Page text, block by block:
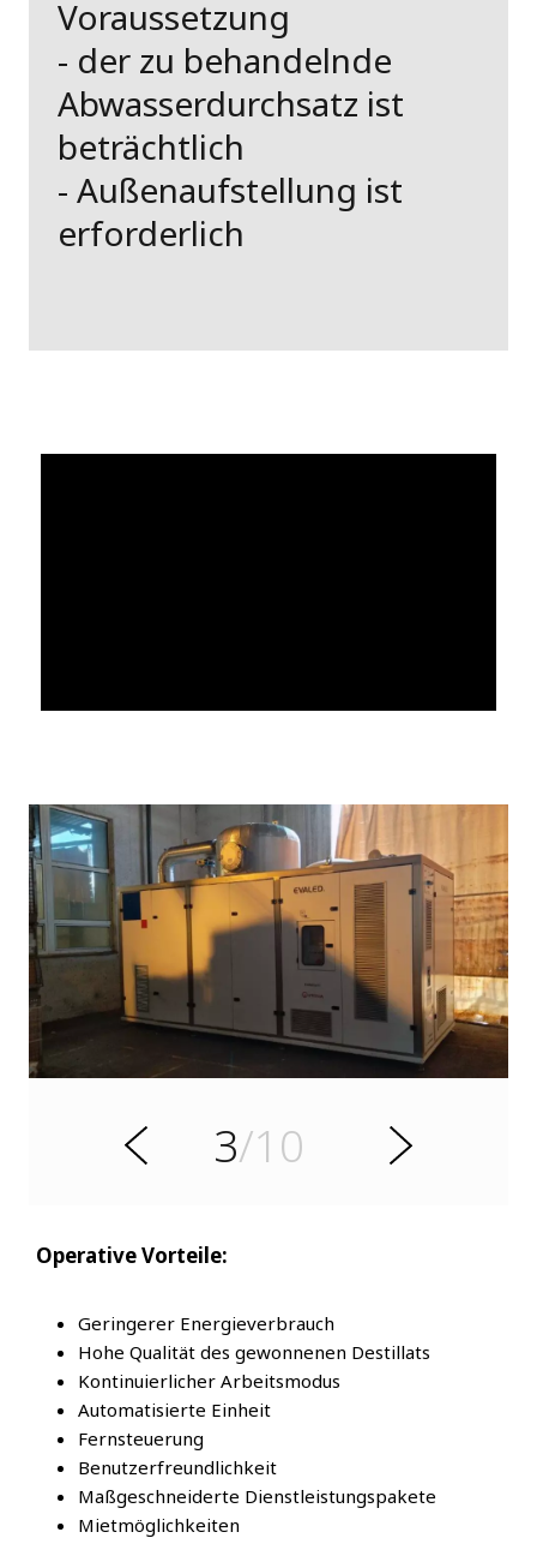
Voraussetzung
- der zu behandelnde
Abwasserdurchsatz ist
beträchtlich
- Außenaufstellung ist
erforderlich
V
o
e
g
e
3/10
W
e
Operative Vorteile:
Geringerer Energieverbrauch
Hohe Qualität des gewonnenen Destillats
Kontinuierlicher Arbeitsmodus
Automatisierte Einheit
Fernsteuerung
Benutzerfreundlichkeit
Maßgeschneiderte Dienstleistungspakete
Mietmöglichkeiten